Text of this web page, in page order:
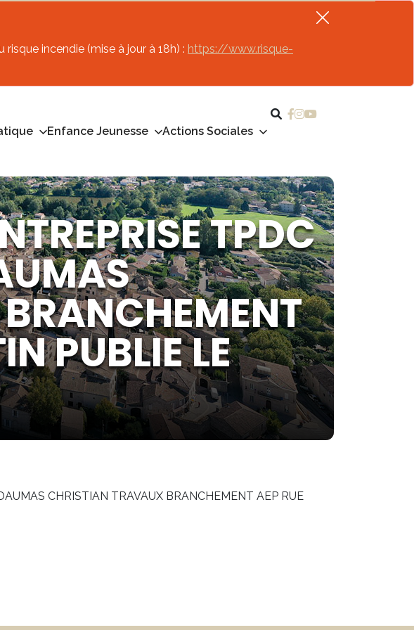
incendie (mise à jour à 18h) : https://www.risque-
Enfance Jeunesse
Actions Sociales
TPDC
PUBLIE LE
CHRISTIAN TRAVAUX BRANCHEMENT AEP RUE